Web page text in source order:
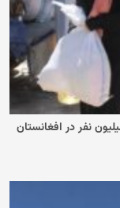
نفر در افغانستان